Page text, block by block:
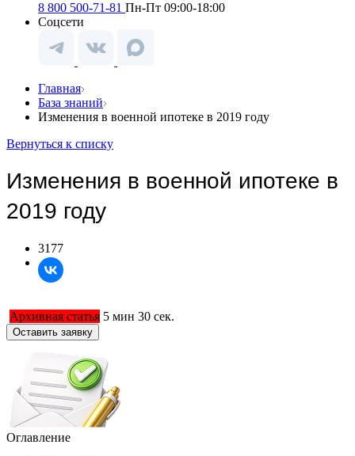
8 800 500-71-81 Пн-Пт 09:00-18:00
Соцсети
Главная
База знаний
Изменения в военной ипотеке в 2019 году
Вернуться к списку
Изменения в военной ипотеке в
2019 году
3177
Архивная статья 5 мин 30 сек.
Оставить заявку
Оглавление